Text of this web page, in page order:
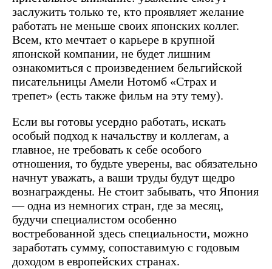
заслужить только те, кто проявляет желание
работать не меньше своих японских коллег.
Всем, кто мечтает о карьере в крупной
японской компании, не будет лишним
ознакомиться с произведением бельгийской
писательницы Амели Нотомб «Страх и
трепет» (есть также фильм на эту тему).
Если вы готовы усердно работать, искать
особый подход к начальству и коллегам, а
главное, не требовать к себе особого
отношения, то будьте уверены, вас обязательно
начнут уважать, а ваши труды будут щедро
вознаграждены. Не стоит забывать, что Япония
— одна из немногих стран, где за месяц,
будучи специалистом особенно
востребованной здесь специальности, можно
заработать сумму, сопоставимую с годовым
доходом в европейских странах.